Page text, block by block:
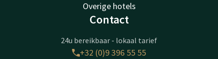
Overige hotels
Contact
24u bereikbaar - lokaal tarief
+32 (0)9 396 55 55